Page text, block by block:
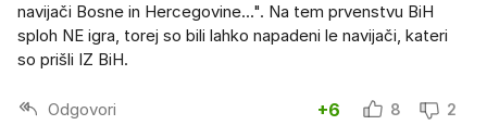
navijači Bosne in Hercegovine...". Na tem prvenstvu BiH
sploh NE igra, torej so bili lahko napadeni le navijači, kateri
so prišli IZ BiH.
Odgovori +6 8 2